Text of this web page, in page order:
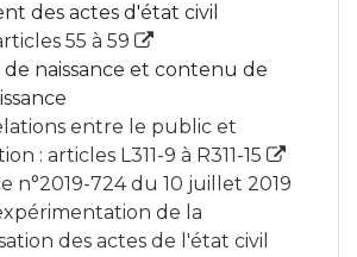
des actes d'état civil
55 à 59
naissance et contenu de
entre le public et
: articles L311-9 à R311-15
n°2019-724 du 10 juillet 2019
de la
des actes de l'état civil